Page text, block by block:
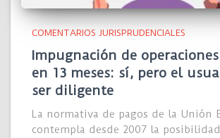
COMENTARIOS JURISPRUDENCIALES
Impugnación de
en 13 meses: sí, pero el
ser diligente
La normativa de pagos de la Unión
contempla desde 2007 la